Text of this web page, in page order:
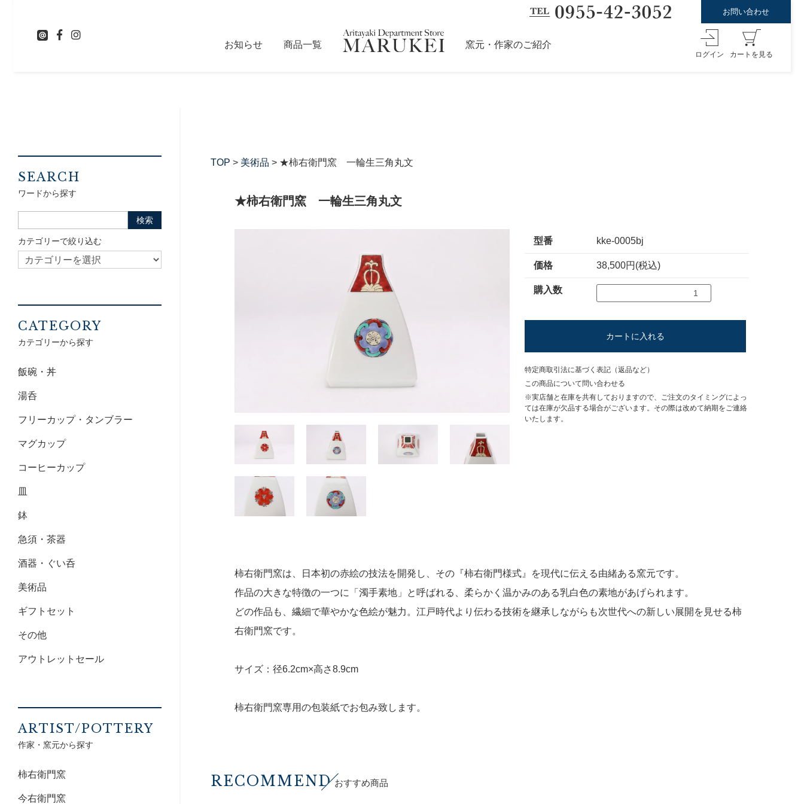
お問い合わせ
お知らせ 商品一覧 窯元・作家のご紹介
ログイン カートを見る
TOP > 美術品 > ★柿右衛門窯 一輪生三角丸文
★柿右衛門窯 一輪生三角丸文
型番 kke-0005bj
価格 38,500円(税込)
購入数
カートに入れる
特定商取引法に基づく表記（返品など）
この商品について問い合わせる
※実店舗と在庫を共有しておりますので、ご注文のタイミングによっ
ては在庫が欠品する場合がございます。その際は改めて納期をご連絡
いたします。
柿右衛門窯は、日本初の赤絵の技法を開発し、その『柿右衛門様式』を現代に伝える由緒ある窯元です。
作品の大きな特徴の一つに「濁手素地」と呼ばれる、柔らかく温かみのある乳白色の素地があげられます。
どの作品も、繊細で華やかな色絵が魅力。江戸時代より伝わる技術を継承しながらも次世代への新しい展開を見せる柿
右衛門窯です。
サイズ：径6.2cm×高さ8.9cm
柿右衛門窯専用の包装紙でお包み致します。
RECOMMEND おすすめ商品
SEARCH
ワードから探す
カテゴリーで絞り込む
CATEGORY
カテゴリーから探す
飯碗・丼
湯呑
フリーカップ・タンブラー
マグカップ
コーヒーカップ
皿
鉢
急須・茶器
酒器・ぐい呑
美術品
ギフトセット
その他
アウトレットセール
ARTIST/POTTERY
作家・窯元から探す
柿右衛門窯
今右衛門窯